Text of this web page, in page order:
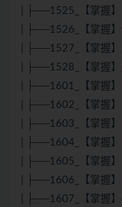
| ├──1525_【掌握
| ├──1526_【掌握
| ├──1527_【掌握
| ├──1528_【掌握
| ├──1601_【掌握
| ├──1602_【掌握
| ├──1603_【掌握
| ├──1604_【掌握
| ├──1605_【掌握
| ├──1606_【掌握
| ├──1607_【掌握